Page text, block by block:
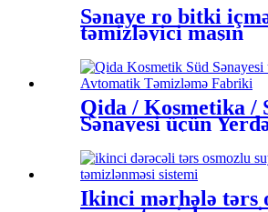
Sənaye ro bitki
təmizləyici maşın
Qida / Kosmetika /
Sənayesi üçün
İkinci mərhələ tərs